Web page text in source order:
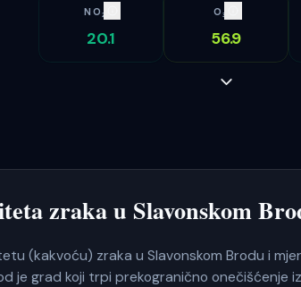
NO₂
20.1
O₃
56.9
zraka u Slavonskom
(kakvoću) zraka u Slavonskom Brodu i
je grad koji trpi prekogranično onečišćenje